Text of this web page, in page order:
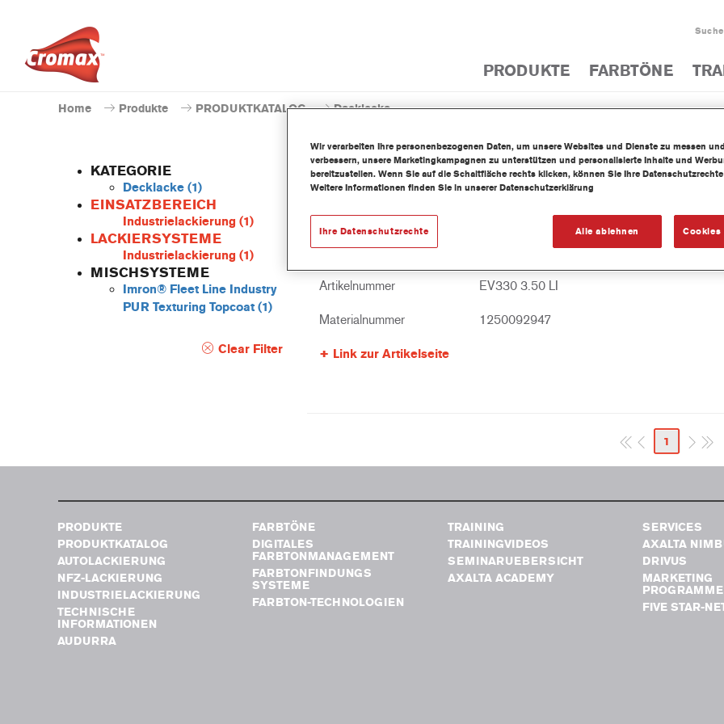
Suche
PRODUKTE FARBTÖNE
Home Produkte PRODUKTKATALOG Decklacke
KATEGORIE
Decklacke (1)
EINSATZBEREICH
Industrielackierung (1)
LACKIERSYSTEME
Industrielackierung (1)
MISCHSYSTEME
Imron® Fleet Line Industry
PUR Texturing Topcoat (1)
Clear Filter
EV330 Imron® Fleet Line Industrie PUR Struktu
Artikelnummer EV330 3.50 LI
Materialnummer 1250092947
Link zur Artikelseite
1
PRODUKTE
PRODUKTKATALOG
AUTOLACKIERUNG
NFZ-LACKIERUNG
INDUSTRIELACKIERUNG
TECHNISCHE
INFORMATIONEN
AUDURRA
FARBTÖNE
DIGITALES
FARBTONMANAGEMENT
FARBTONFINDUNGS
SYSTEME
FARBTON-TECHNOLOGIEN
TRAINING
TRAININGVIDEOS
SEMINARUEBERSICHT
AXALTA ACADEMY
SERVICES
AXALTA
DRIVUS
MARKETING
FIVE STAR-
Wir verarbeiten Ihre personenbezogenen Daten, um unsere Websites und Dienste zu messen
verbessern, unsere Marketingkampagnen zu unterstützen und personalisierte Inhalte und
bereitzustellen. Wenn Sie auf die Schaltfläche rechts klicken, können Sie Ihre
Weitere Informationen finden Sie in unserer Datenschutzerklärung
Alle ablehnen Cookies
Ihre Datenschutzrechte